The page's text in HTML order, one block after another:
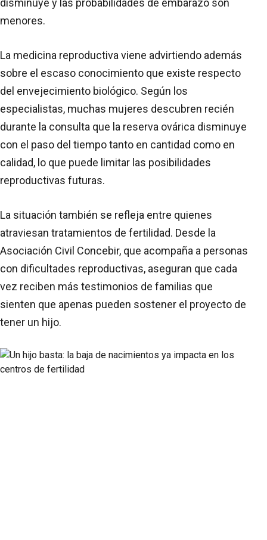
disminuye y las probabilidades de embarazo son
menores.
La medicina reproductiva viene advirtiendo además
sobre el escaso conocimiento que existe respecto
del envejecimiento biológico. Según los
especialistas, muchas mujeres descubren recién
durante la consulta que la reserva ovárica disminuye
con el paso del tiempo tanto en cantidad como en
calidad, lo que puede limitar las posibilidades
reproductivas futuras.
La situación también se refleja entre quienes
atraviesan tratamientos de fertilidad. Desde la
Asociación Civil Concebir, que acompaña a personas
con dificultades reproductivas, aseguran que cada
vez reciben más testimonios de familias que
sienten que apenas pueden sostener el proyecto de
tener un hijo.